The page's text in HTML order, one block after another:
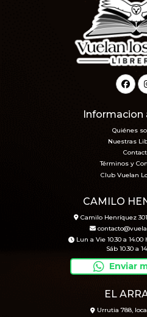
Informacion
Quiénes
Nuestras
Términos y
Club Vuelan
CAMILO
Camilo Henríquez
Lun a Vie 10.30 a 14.00
Sáb 10.30 a
Enviar
EL
Urrutia 788,